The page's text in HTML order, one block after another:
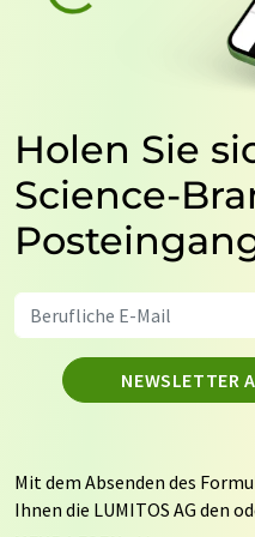
Holen Sie
Science-
NEWSLETTER
Mit dem Absenden des
Ihnen die LUMITOS AG den